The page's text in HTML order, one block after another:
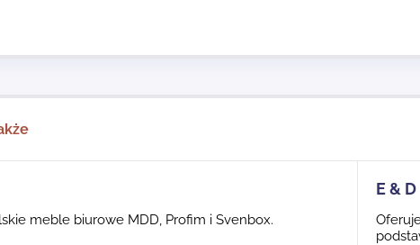
meble biurowe MDD, Profim i Svenbox.
E & D